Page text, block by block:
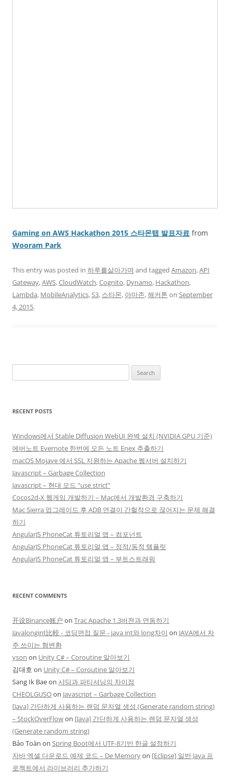
Gaming on AWS Hackathon 2015 스타몬탭 발표자료 from
Wooram Park
This entry was posted in 하루를살아가며 and tagged Amazon,API
Gateway,AWS,CloudWatch,Cognito, Dynamo, Hackathon,
Lambda, MobileAnalytics,S3, 스타몬, 아마존,해커톤 on September
4, 2015.
for:
RECENT POSTS
Windows에서 Stable Diffusion WebUI 완벽 설치 (NVIDIA GPU 기준)
에버노트 Evernote 한번에 모든 노트 Enex 추출하기
macOS Mojave 에서 SSL 지원하는 Apache 웹서버 설치하기
Javascript – Garbage Collection
Javascript – 현대 모드 “use strict”
Cocos2d-X 웹게임 개발하기 – Mac에서 개발환경 구축하기
Mac Sierra 업그레이드 후 ADB 연결이 간헐적으로 끊어지는 문제 해결
하기
AngularJS PhoneCat 튜토리얼 앱 – 컴포넌트
AngularJS PhoneCat 튜토리얼 앱 – 정적/동적 템플릿
AngularJS PhoneCat 튜토리얼 앱 – 부트스트래핑
RECENT COMMENTS
开设Binance账户 on Trac Apache 1.3버젼과 연동하기
Javalongint比較 - 코딩면접 질문 - java int와 long차이 on JAVA에서 자
주 쓰이는 형변환
yson on Unity C# – Coroutine 알아보기
김대호 on Unity C# – Coroutine 알아보기
Sang Ik Baeon 샤딩과 파티셔닝의 차이점
CHEOLGUSOon Javascript – Garbage Collection
[Java] 간단하게 사용하는 랜덤 문자열 생성 (Generate random string)
– StockOverFlowon [Java] 간단하게 사용하는 랜덤 문자열 생성
(Generate random string)
Bảo Toàn on Spring Boot에서 UTF-8기반 한글 설정하기
자바 엑셀 다운로드 예제 코드 – De Memoryon [Eclipse] 일반 Java 프
로젝트에서 라이브러리 추가하기